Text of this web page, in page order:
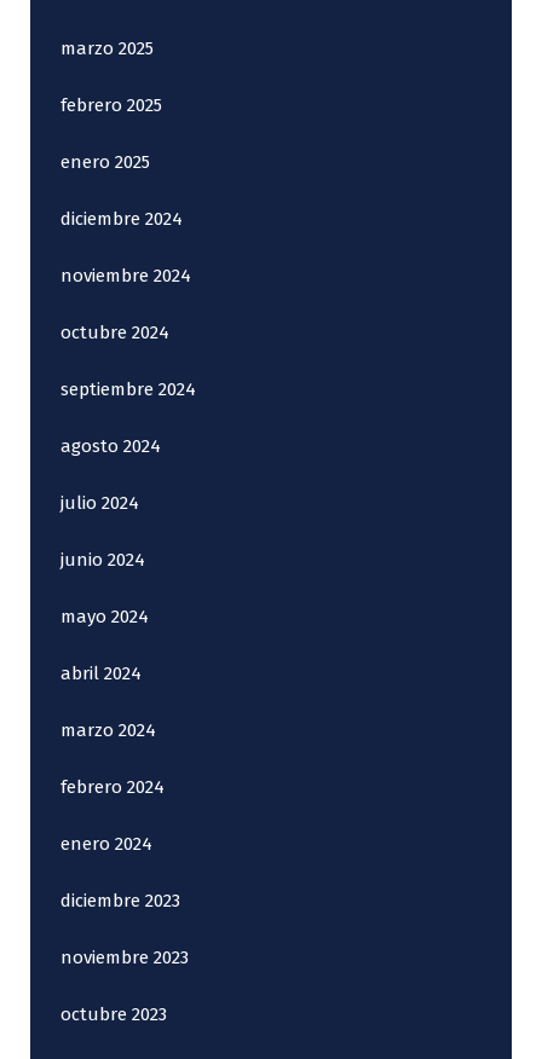
marzo 2025
febrero 2025
enero 2025
diciembre 2024
noviembre 2024
octubre 2024
septiembre 2024
agosto 2024
julio 2024
junio 2024
mayo 2024
abril 2024
marzo 2024
febrero 2024
enero 2024
diciembre 2023
noviembre 2023
octubre 2023